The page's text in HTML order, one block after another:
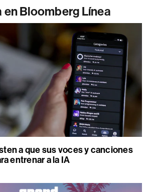
en Bloomberg Línea
a que sus voces y canciones
entrenar a la IA